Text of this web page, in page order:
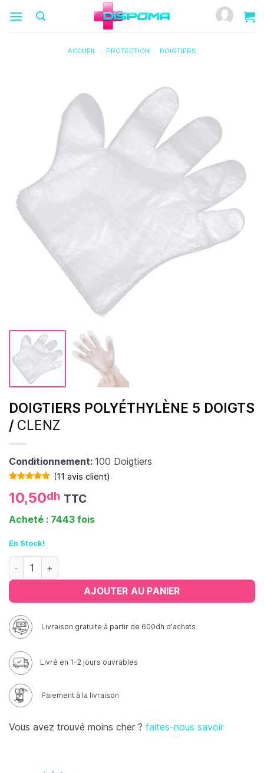
ACCUEIL / PROTECTION / DOIGTIERS
DOIGTIERS POLYÉTHYLÈNE 5 DOIGTS
/ CLENZ
Conditionnement: 100 Doigtiers
sur 5 basé
sur
client
(11 avis client)
10,50dh TTC
Acheté : 7443 fois
En Stock!
quantité de Doigtiers polyéthylène 5 doigts
AJOUTER AU PANIER
Livraison gratuite à partir de 600dh d'achats
Livré en 1-2 jours ouvrables
Paiement à la livraison
Vous avez trouvé moins cher ? faites-nous savoir